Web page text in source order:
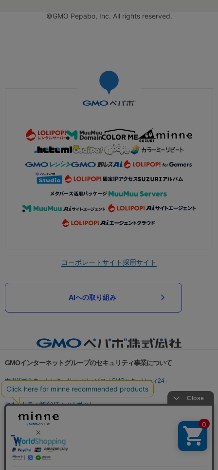
©GMO Pepabo, Inc. All rights reserved.
コーポレートサイト採用サイト
AIへの取り組み
GMOインターネットグループのセキュリティ事業について
世界初総合ネットセキュリティサービス「GMOセキュリティ24」
パスワード漏洩診断
Webサイトリスク診断
セキュリティ相談AIチャットボット
実在証明・盗聴対策
サイバー攻撃対策（GMO Flatt Security）
セキュリティ事業の軌跡